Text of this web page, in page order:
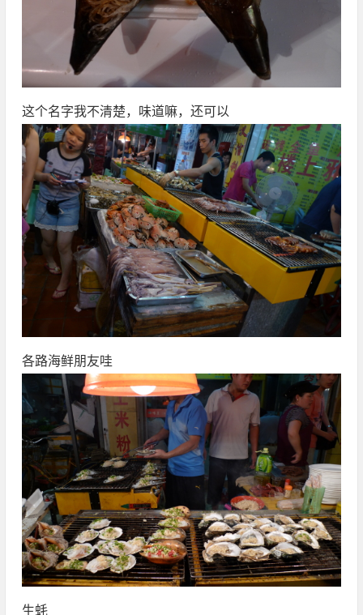
这个名字我不清楚，味道嘛，还可以
各路海鲜朋友哇
生蚝